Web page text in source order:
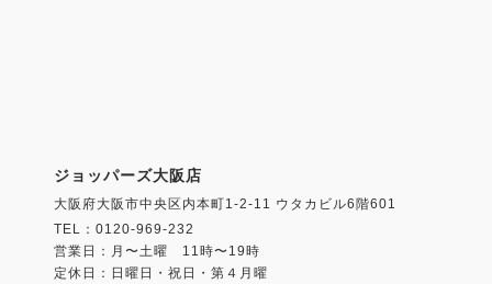
ジョッパーズ大阪店
大阪府大阪市中央区内本町1-2-11 ウタカビル6階601
TEL：0120-969-232
営業日：月〜土曜 11時〜19時
定休日：日曜日・祝日・第４月曜